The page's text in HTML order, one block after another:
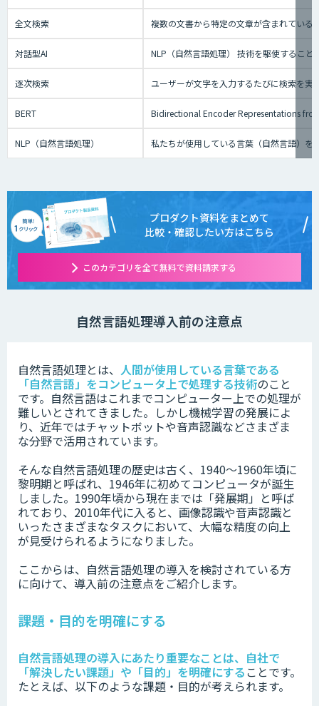
全文検索 複数の文書から特定の文章が含まれている
対話型AI NLP（自然言語処理） 技術を駆使するこ
逐次検索 ユーザーが文字を入力するたびに検索を
BERT Bidirectional Encoder Representations
NLP（自然言語処理） 私たちが使用している言葉（自然言語）を
プロダクト資料をまとめて
比較・確認したい方はこちら
このカテゴリを全て無料で資料請求する
自然言語処理導入前の注意点
自然言語処理とは、 人間が使用している言葉である
「自然言語」をコンピュータ上で処理する技術のこと
です。 自然言語はこれまでコンピューター上での処理が
難しいとされてきました。しかし機械学習の発展によ
り、近年ではチャットボットや音声認識などさまざま
な分野で活用されています。
そんな自然言語処理の歴史は古く、1940〜1960年頃に
黎明期と呼ばれ、1946年に初めてコンピュータが誕生
しました。1990年頃から現在までは「発展期」と呼ば
れており、2010年代に入ると、画像認識や音声認識と
いったさまざまなタスクにおいて、大幅な精度の向上
が見受けられるようになりました。
ここからは、自然言語処理の導入を検討されている方
に向けて、導入前の注意点をご紹介します。
課題・目的を明確にする
自然言語処理の導入にあたり重要なことは、自社で
「解決したい課題」や「目的」を明確にする ことです。
たとえば、以下のような課題・目的が考えられます。